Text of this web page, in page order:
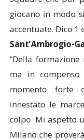
giocano in modo
accentuate. Dico 1
Sant’Ambrogio-
“Della formazione
ma in
momento forte
innestato le
colpo. Mi aspetto
Milano che